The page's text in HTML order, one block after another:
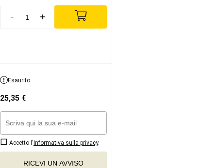
- +
Esaurito
25,35 €
Accetto l'Informativa sulla privacy.
RICEVI UN AVVISO